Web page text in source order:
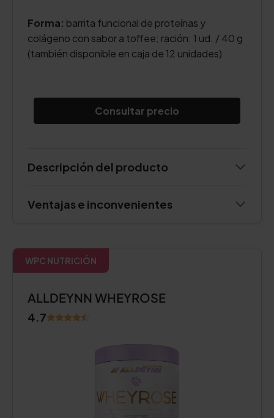
Forma: barrita funcional de proteínas y
colágeno con sabor a toffee; ración: 1 ud. / 40 g
(también disponible en caja de 12 unidades)
Consultar precio
Descripción del producto
Ventajas e inconvenientes
WPC NUTRICIÓN
ALLDEYNN WHEYROSE
4.7